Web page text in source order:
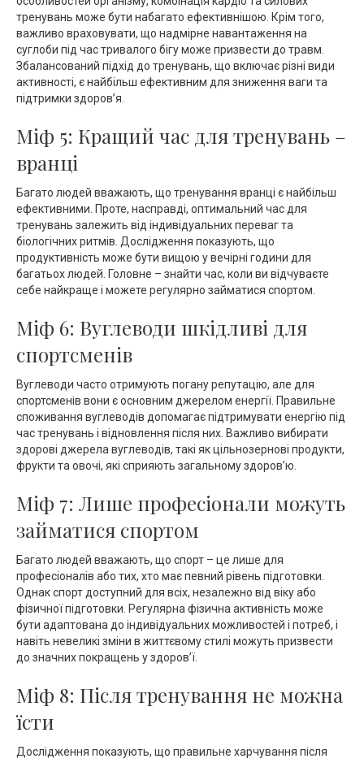
тренувань може бути набагато ефективнішою. Крім того,
важливо враховувати, що надмірне навантаження на
суглоби під час тривалого бігу може призвести до травм.
Збалансований підхід до тренувань, що включає різні види
активності, є найбільш ефективним для зниження ваги та
підтримки здоров’я.
Міф 5: Кращий час для тренувань –
вранці
Багато людей вважають, що тренування вранці є найбільш
ефективними. Проте, насправді, оптимальний час для
тренувань залежить від індивідуальних переваг та
біологічних ритмів. Дослідження показують, що
продуктивність може бути вищою у вечірні години для
багатьох людей. Головне – знайти час, коли ви відчуваєте
себе найкраще і можете регулярно займатися спортом.
Міф 6: Вуглеводи шкідливі для
спортсменів
Вуглеводи часто отримують погану репутацію, але для
спортсменів вони є основним джерелом енергії. Правильне
споживання вуглеводів допомагає підтримувати енергію під
час тренувань і відновлення після них. Важливо вибирати
здорові джерела вуглеводів, такі як цільнозернові продукти,
фрукти та овочі, які сприяють загальному здоров’ю.
Міф 7: Лише професіонали можуть
займатися спортом
Багато людей вважають, що спорт – це лише для
професіоналів або тих, хто має певний рівень підготовки.
Однак спорт доступний для всіх, незалежно від віку або
фізичної підготовки. Регулярна фізична активність може
бути адаптована до індивідуальних можливостей і потреб, і
навіть невеликі зміни в життєвому стилі можуть призвести
до значних покращень у здоров’ї.
Міф 8: Після тренування не можна
їсти
Дослідження показують, що правильне харчування після